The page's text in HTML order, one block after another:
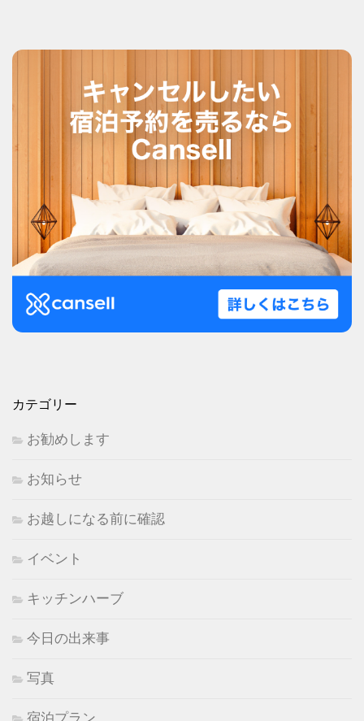
カテゴリー
お勧めします
お知らせ
お越しになる前に確認
イベント
キッチンハーブ
今日の出来事
写真